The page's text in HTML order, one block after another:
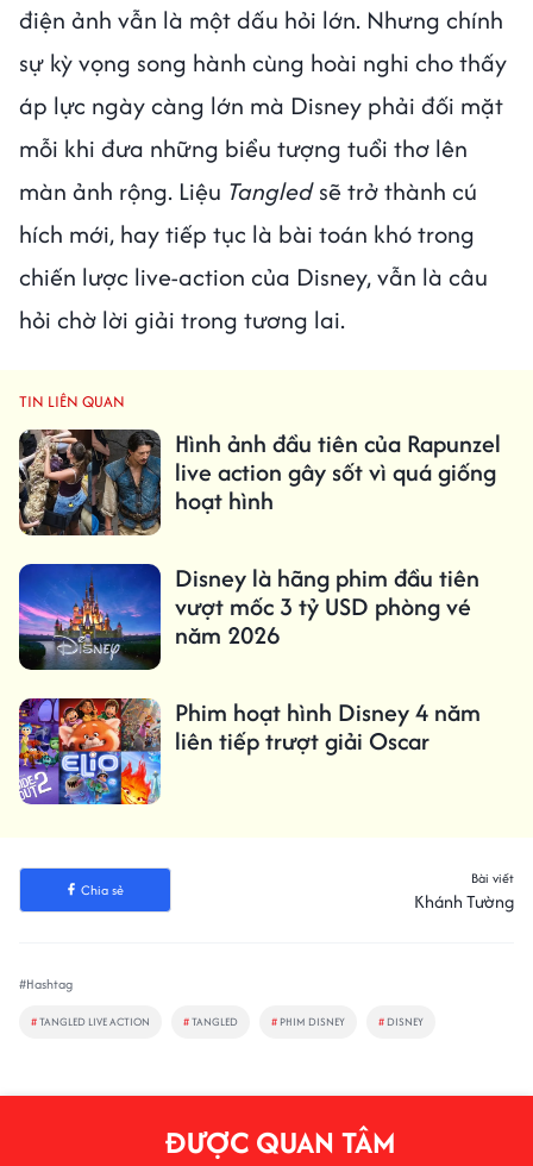
điện ảnh vẫn là một dấu hỏi lớn. Nhưng chính
sự kỳ vọng song hành cùng hoài nghi cho thấy
áp lực ngày càng lớn mà Disney phải đối mặt
mỗi khi đưa những biểu tượng tuổi thơ lên
màn ảnh rộng. Liệu Tangledsẽ trở thành cú
hích mới, hay tiếp tục là bài toán khó trong
chiến lược live-action của Disney, vẫn là câu
hỏi chờ lời giải trong tương lai.
TIN LIÊN QUAN
Hình ảnh đầu tiên của Rapunzel
live action gây sốt vì quá giống
hoạt hình
Disney là hãng phim đầu tiên
vượt mốc 3 tỷ USD phòng vé
năm 2026
Phim hoạt hình Disney 4 năm
liên tiếp trượt giải Oscar
Chia sẻ
Bài viết
Khánh Tường
#Hashtag
#TANGLED LIVE ACTION #TANGLED # PHIM DISNEY # DISNEY
ĐƯỢC QUAN TÂM